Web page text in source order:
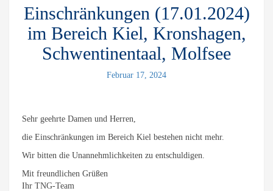
Einschränkungen (17.01.2024)
im Bereich Kiel, Kronshagen,
Schwentinentaal, Molfsee
Februar 17, 2024
Sehr geehrte Damen und Herren,
die Einschränkungen im Bereich Kiel bestehen nicht mehr.
Wir bitten die Unannehmlichkeiten zu entschuldigen.
Mit freundlichen Grüßen
Ihr TNG-Team